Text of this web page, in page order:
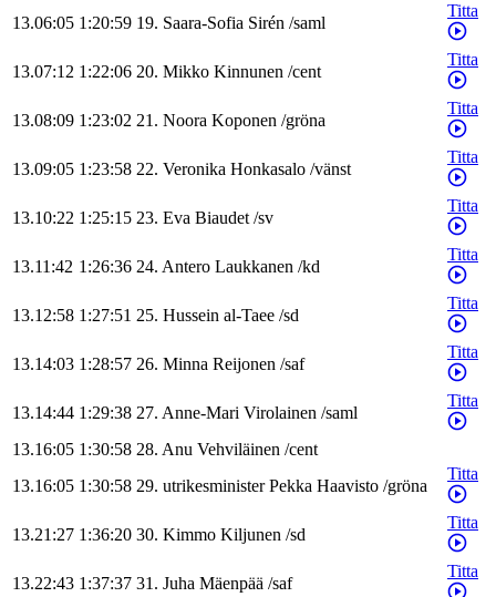
13.06:05 1:20:59 19. Saara-Sofia Sirén /saml
Titta
13.07:12 1:22:06 20. Mikko Kinnunen /cent
Titta
13.08:09 1:23:02 21. Noora Koponen /gröna
Titta
13.09:05 1:23:58 22. Veronika Honkasalo /vänst
Titta
13.10:22 1:25:15 23. Eva Biaudet/sv
Titta
13.11:42 1:26:36 24. Antero Laukkanen /kd
Titta
13.12:58 1:27:51 25. Hussein al-Taee /sd
Titta
13.14:03 1:28:57 26. Minna Reijonen /saf
Titta
13.14:44 1:29:38 27. Anne-Mari Virolainen /saml
Titta
13.16:05 1:30:58 28. Anu Vehviläinen /cent
13.16:05 1:30:58 29. utrikesminister Pekka Haavisto /gröna
Titta
13.21:27 1:36:20 30. Kimmo Kiljunen /sd
Titta
13.22:43 1:37:37 31. Juha Mäenpää /saf
Titta